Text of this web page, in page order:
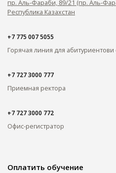
пр. Аль-Фараби, 89/21 (пр. Аль-
Республика Казахстан
+7 775 007 5055
Горячая линия для абитуриентови
+7 727 3000 777
Приемная ректора
+7 727 3000 772
Офис-регистратор
Оплатить обучение